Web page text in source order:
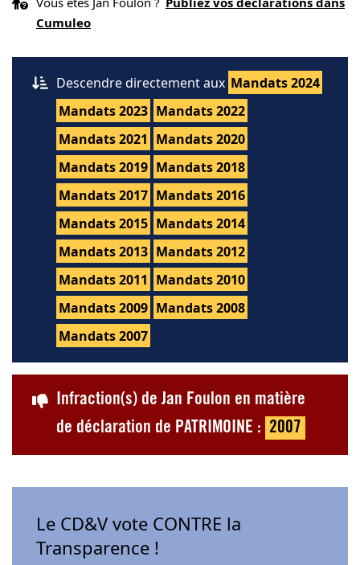
Cumuleo
Descendre directement aux Mandats 2024
Mandats 2023 Mandats 2022
Mandats 2021 Mandats 2020
Mandats 2019 Mandats 2018
Mandats 2017 Mandats 2016
Mandats 2015 Mandats 2014
Mandats 2013 Mandats 2012
Mandats 2011 Mandats 2010
Mandats 2009 Mandats 2008
Mandats 2007
Infraction(s) de Jan Foulon en matière
de déclaration de PATRIMOINE : 2007
Le CD&V vote CONTRE la
Transparence !